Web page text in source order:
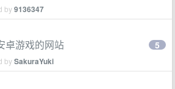
by9136347
卓游戏的网站
bySakuraYuki
5